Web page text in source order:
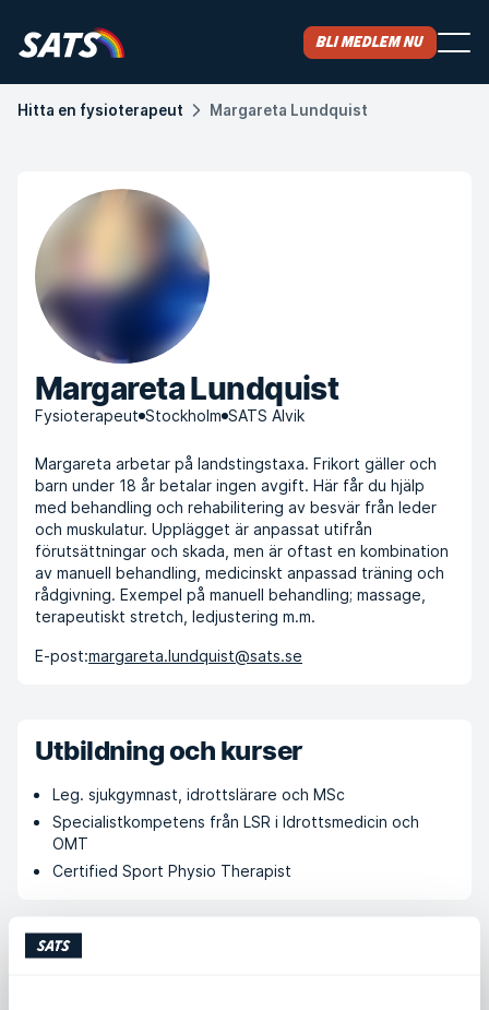
Bli medlem nu
Hitta en fysioterapeut Margareta Lundquist
Margareta Lundquist
Fysioterapeut Stockholm SATS Alvik
Margareta arbetar på landstingstaxa. Frikort gäller och
barn under 18 år betalar ingen avgift. Här får du hjälp
med behandling och rehabilitering av besvär från leder
och muskulatur. Upplägget är anpassat utifrån
förutsättningar och skada, men är oftast en kombination
av manuell behandling, medicinskt anpassad träning och
rådgivning. Exempel på manuell behandling; massage,
terapeutiskt stretch, ledjustering m.m.
E-post:margareta.lundquist@sats.se
Utbildning och kurser
Leg. sjukgymnast, idrottslärare och MSc
Specialistkompetens från LSR i Idrottsmedicin och
OMT
Certified Sport Physio Therapist
Erfarenhet och bakgrund